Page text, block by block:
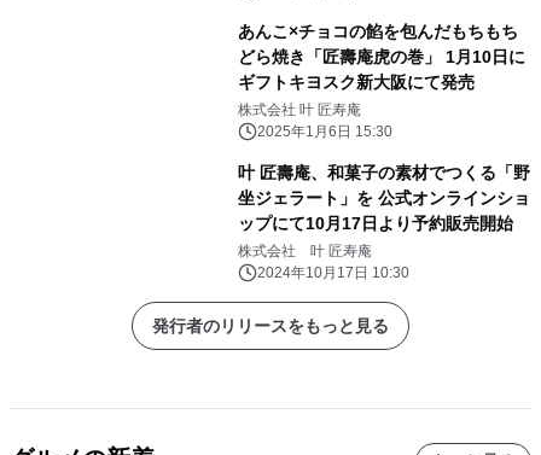
あんこ×チョコの餡を包んだもちもち
どら焼き「匠壽庵虎の巻」 1月10日に
ギフトキヨスク新大阪にて発売
株式会社 叶 匠寿庵
2025年1月6日 15:30
叶 匠壽庵、和菓子の素材でつくる「野
坐ジェラート」を 公式オンラインショ
ップにて10月17日より予約販売開始
株式会社 叶 匠寿庵
2024年10月17日 10:30
発行者のリリースをもっと見る